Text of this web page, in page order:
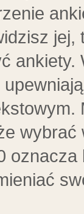
ankiety.